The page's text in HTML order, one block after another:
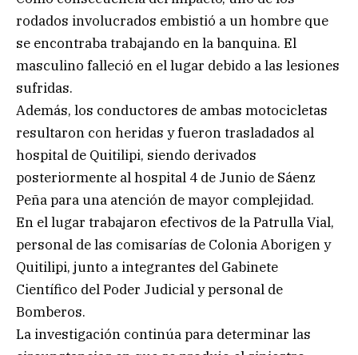
rodados involucrados embistió a un hombre que
se encontraba trabajando en la banquina. El
masculino falleció en el lugar debido a las lesiones
sufridas.
Además, los conductores de ambas motocicletas
resultaron con heridas y fueron trasladados al
hospital de Quitilipi, siendo derivados
posteriormente al hospital 4 de Junio de Sáenz
Peña para una atención de mayor complejidad.
En el lugar trabajaron efectivos de la Patrulla Vial,
personal de las comisarías de Colonia Aborigen y
Quitilipi, junto a integrantes del Gabinete
Científico del Poder Judicial y personal de
Bomberos.
La investigación continúa para determinar las